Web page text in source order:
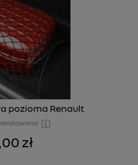
pozioma Renault
zł